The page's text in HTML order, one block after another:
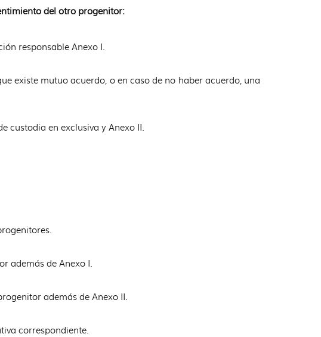
del otro progenitor:
responsable Anexo I.
existe mutuo acuerdo, o en caso de no haber acuerdo, una
custodia en exclusiva y Anexo II.
además de Anexo I.
además de Anexo II.
correspondiente.